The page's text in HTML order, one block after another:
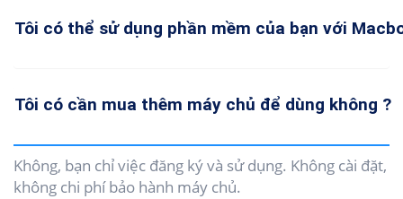
Tôi có thể sử dụng phần mềm của bạn với
Tôi có cần mua thêm máy chủ để dùng không ?
Không, bạn chỉ việc đăng ký và sử dụng. Không cài đặt,
không chi phí bảo hành máy chủ.